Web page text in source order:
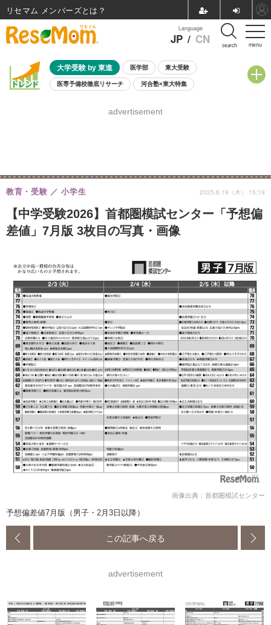
menu
Language
JP / CN search
大学受験 by 東進 医学部 東大受験
医専予備校徹底リサーチ 河合塾×東大特集
8月開催学校説明会・相談会
advertisement
【中学受験2026】首都圏模試センター「予想偏
差値」7月版 3枚目の写真・画像
教育・受験 小学生 2025.6.19（木） 15:19
画像出典：首都圏模試センター
予想偏差値7月版（男子・2月3日以降）
この記事へ戻る
advertisement
リセマム メンバーズ